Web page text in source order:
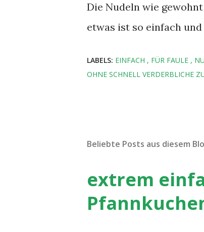
Die Nudeln wie
etwas ist so einfach und
LABELS: EINFACH FÜR FAULE
OHNE SCHNELL VERDERBLICHE
Beliebte Posts aus diesem
extrem